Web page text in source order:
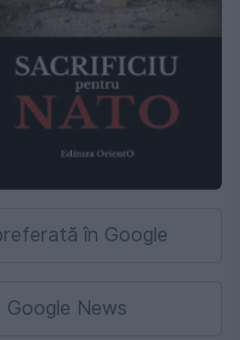
în Google
Google News